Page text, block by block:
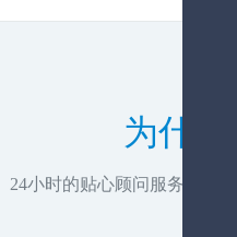
为什
24小时的贴心顾问服务，推